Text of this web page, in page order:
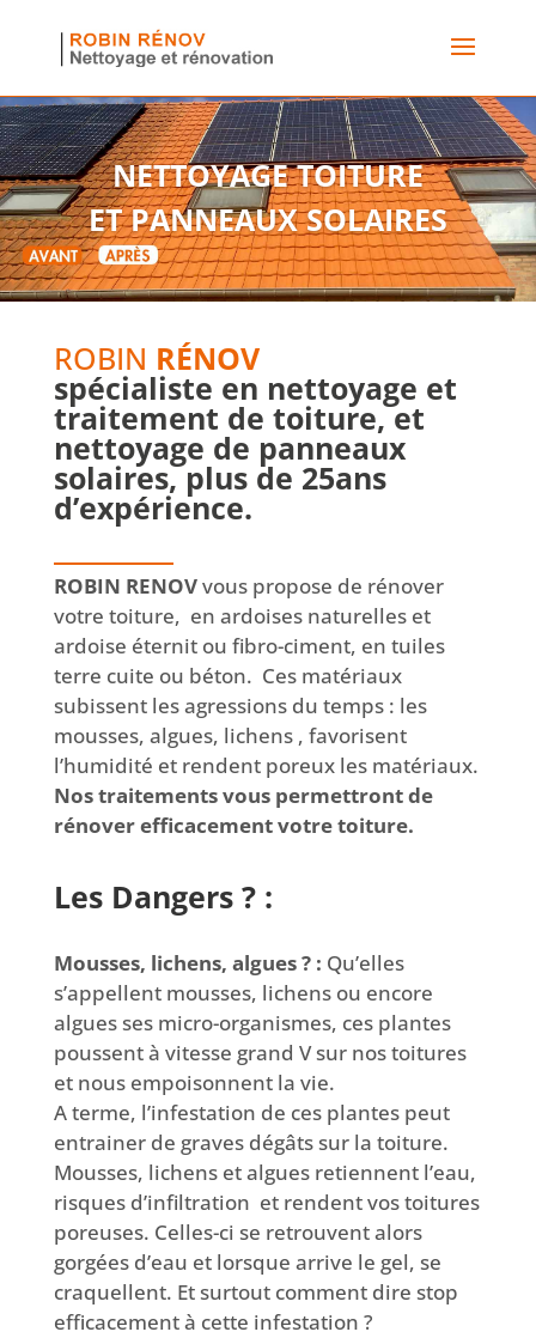
NETTOYAGE TOITURE
ET PANNEAUX SOLAIRES
ROBIN RÉNOV
spécialiste en nettoyage et
traitement de toiture, et
nettoyage de panneaux
solaires, plus de 25ans
d’expérience.
ROBIN RENOVvous propose de rénover
votre toiture, en ardoises naturelles et
ardoise éternit ou fibro-ciment, en tuiles
terre cuite ou béton. Ces matériaux
subissent les agressions du temps : les
mousses, algues, lichens , favorisent
l’humidité et rendent poreux les matériaux.
Nos traitements vous permettront de
rénover efficacement votre toiture.
Les Dangers ? :
Mousses, lichens, algues ? : Qu’elles
s’appellent mousses, lichens ou encore
algues ses micro-organismes, ces plantes
poussent à vitesse grand V sur nos toitures
et nous empoisonnent la vie.
A terme, l’infestation de ces plantes peut
entrainer de graves dégâts sur la toiture.
Mousses, lichens et algues retiennent l’eau,
risques d’infiltration et rendent vos toitures
poreuses. Celles-ci se retrouvent alors
gorgées d’eau et lorsque arrive le gel, se
craquellent. Et surtout comment dire stop
efficacement à cette infestation ?